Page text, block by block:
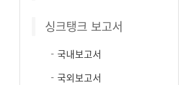
싱크탱크 보고서
국내보고서
국외보고서